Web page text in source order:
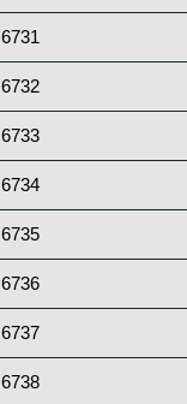
6731
6732
6733
6734
6735
6736
6737
6738